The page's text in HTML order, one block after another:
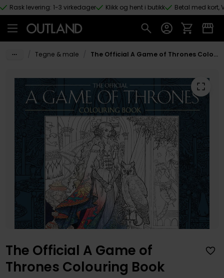
Hopp til hovedinnhold
Rask levering: 1-3 virkedager Klikk og hent i butikk Betal med kort,
Tegne & male The Official A Game of Thrones Colouring Book
The Official A Game of
Thrones Colouring Book